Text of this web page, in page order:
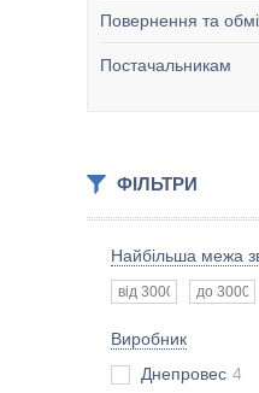
Повернення та
Постачальникам
ФІЛЬТРИ
Найбільша межа
Виробник
Днепровес 4